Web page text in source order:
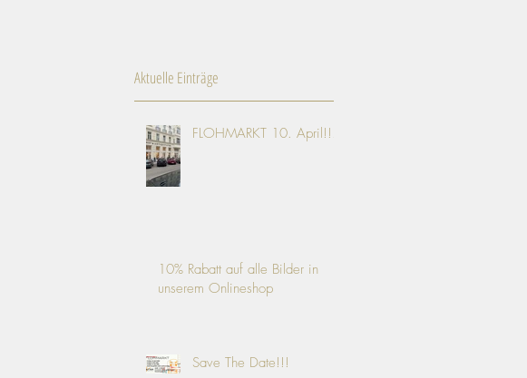
Aktuelle Einträge
FLOHMARKT 10. April!!!
10% Rabatt auf alle Bilder in
unserem Onlineshop
Save The Date!!!